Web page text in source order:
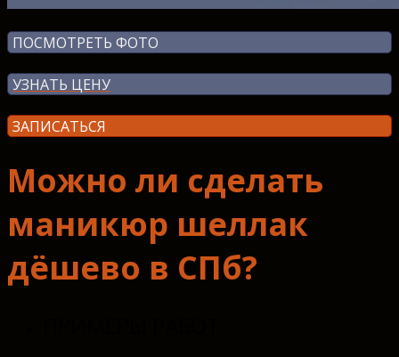
ПОСМОТРЕТЬ ФОТО
УЗНАТЬ ЦЕНУ
ЗАПИСАТЬСЯ
Можно ли сделать
маникюр шеллак
дёшево в СПб?